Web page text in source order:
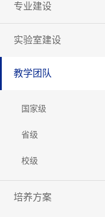
专业建设
实验室建设
教学团队
国家级
省级
校级
培养方案